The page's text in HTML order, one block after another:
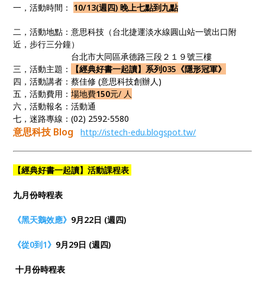
一，活動時間： 10/13(週四)晚上七點到九點
二，活動地點：意思科技（台北捷運淡水線圓山站一號出口附
近，步行三分鐘）
台北市大同區承德路三段２１９號三樓
三，活動主題：
【經典好書一起讀】系列035《隱形冠軍》
四，活動講者：蔡佳修 (意思科技創辦人)
五，活動費用：場地費150元/ 人
六，活動報名：活動通
七，迷路專線：(02) 2592-5580
意思科技 Blog http://istech-edu.blogspot.tw/
【經典好書一起讀】活動課程表
九月份時程表
《黑天鵝效應》 9月22日 (週四)
《從0到1》 9月29日 (週四)
十月份時程表